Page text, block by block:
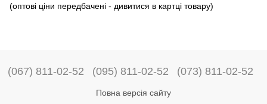
(оптові ціни передбачені - дивитися в картці товару)
(067) 811-02-52 (095) 811-02-52 (073) 811-02-52
Повна версія сайту